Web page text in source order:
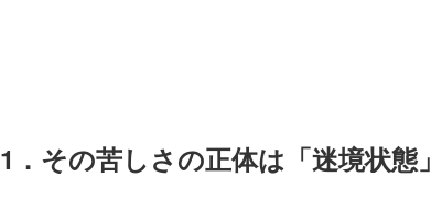
1．その苦しさの正体は「迷境状態」